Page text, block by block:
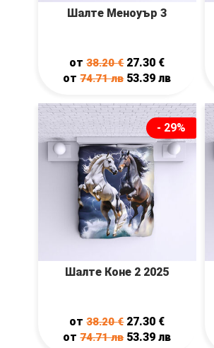
Шалте Меноуър 3
от38.20€ 27.30 €
от74.71лв 53.39лв
- 29%
Шалте Коне 2 2025
от38.20€ 27.30 €
от74.71лв 53.39лв